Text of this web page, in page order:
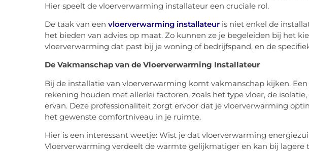
Hier speelt de vloerverwarming installateur een cruciale rol.
De taak van een vloerverwarming installateur is niet enkel de
het bieden van advies op maat. Zo kunnen ze je begeleiden bij het
vloerverwarming dat past bij je woning of bedrijfspand, en de
De Vakmanschap van de Vloerverwarming Installateur
Bij de installatie van vloerverwarming komt vakmanschap kijken.
rekening houden met allerlei factoren, zoals het type vloer, de
ervan. Deze professionaliteit zorgt ervoor dat je vloerverwarming
het gewenste comfortniveau in je ruimte.
Hier is een interessant weetje: Wist je dat vloerverwarming
Vloerverwarming verdeelt de warmte gelijkmatiger en kan bij